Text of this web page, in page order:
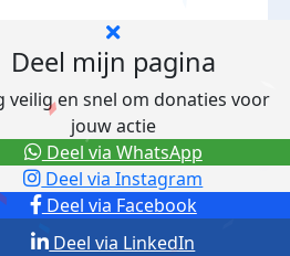
Deel mijn pagina
veilig en snel om donaties voor
jouw actie
Deel via Facebook
Deel via Instagram
Deel via LinkedIn
Deel via WhatsApp